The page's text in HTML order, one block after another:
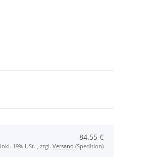
84.55 €
inkl. 19% USt. , zzgl. Versand (Spedition)